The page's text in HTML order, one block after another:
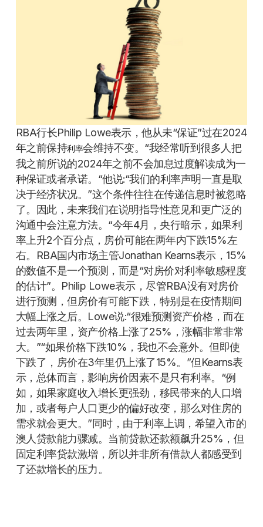
RBA行长Philip Lowe表示，他从未“保证”过在2024
年之前保持利率会维持不变。“我经常听到很多人把
我之前所说的2024年之前不会加息过度解读成为一
种保证或者承诺。“他说:“我们的利率声明一直是取
决于经济状况。”这个条件往往在传递信息时被忽略
了。因此，未来我们在说明指导性意见和更广泛的
沟通中会注意方法。“今年4月，央行暗示，如果利
率上升2个百分点，房价可能在两年内下跌15%左
右。RBA国内市场主管Jonathan Kearns表示，15%
的数值不是一个预测，而是“对房价对利率敏感程度
的估计”。Philip Lowe表示，尽管RBA没有对房价
进行预测，但房价有可能下跌，特别是在疫情期间
大幅上涨之后。Lowe说:“很难预测资产价格，而在
过去两年里，资产价格上涨了25%，涨幅非常非常
大。”“如果价格下跌10%，我也不会意外。但即使
下跌了，房价在3年里仍上涨了15%。”但Kearns表
示，总体而言，影响房价因素不是只有利率。“例
如，如果家庭收入增长更强劲，移民带来的人口增
加，或者每户人口更少的偏好改变，那么对住房的
需求就会更大。”同时，由于利率上调，希望入市的
澳人贷款能力骤减。当前贷款还款额飙升25%，但
固定利率贷款激增，所以并非所有借款人都感受到
了还款增长的压力。